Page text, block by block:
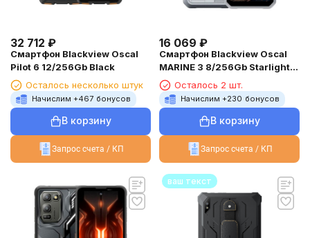
32 712 ₽
Смартфон Blackview Oscal
Pilot 6 12/256Gb Black
Осталось несколько штук
Начислим +467 бонусов
В корзину
Запрос счета / КП
16 069 ₽
Смартфон Blackview Oscal
MARINE 3 8/256Gb Starlight
WhiteОсталось 2 шт.
Начислим +230 бонусов
В корзину
Запрос счета / КП
ваш текст